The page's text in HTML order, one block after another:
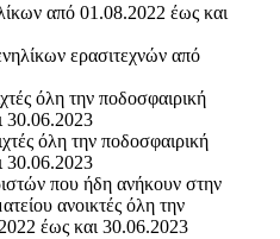
από 01.08.2022 έως και
ερασιτεχνών από
όλη την ποδοσφαιρική
30.06.2023
όλη την ποδοσφαιρική
30.06.2023
που ήδη ανήκουν στην
ανοικτές όλη την
έως και 30.06.2023